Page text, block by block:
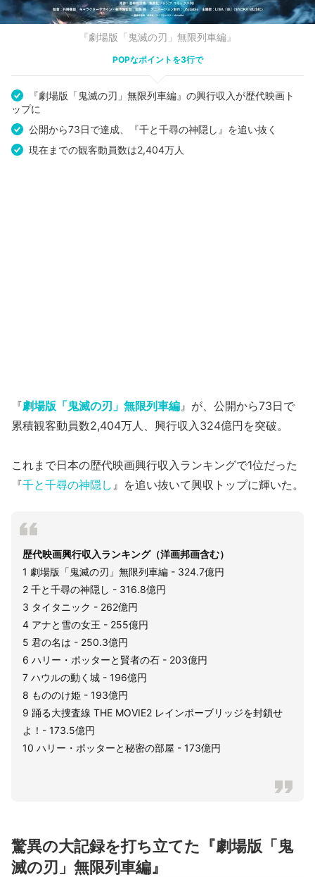
『劇場版「鬼滅の刃」無限列車編』
POPなポイントを3行で
『劇場版「鬼滅の刃」無限列車編』の興行収入が歴代映画ト
ップに
公開から73日で達成、『千と千尋の神隠し』を追い抜く
現在までの観客動員数は2,404万人
『劇場版「鬼滅の刃」無限列車編 』が、公開から73日で
累積観客動員数2,404万人、興行収入324億円を突破。
これまで日本の歴代映画興行収入ランキングで1位だった
『千と千尋の神隠し 』を追い抜いて興収トップに輝いた。
歴代映画興行収入ランキング（洋画邦画含む）
1 劇場版「鬼滅の刃」無限列車編 - 324.7億円
2 千と千尋の神隠し - 316.8億円
3 タイタニック - 262億円
4 アナと雪の女王 - 255億円
5 君の名は - 250.3億円
6 ハリー・ポッターと賢者の石 - 203億円
7 ハウルの動く城 - 196億円
8 もののけ姫 - 193億円
9 踊る大捜査線 THE MOVIE2 レインボーブリッジを封鎖せ
よ！- 173.5億円
10 ハリー・ポッターと秘密の部屋 - 173億円
驚異の大記録を打ち立てた『劇場版「鬼
滅の刃」無限列車編』